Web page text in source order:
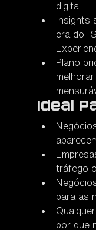
digital
Insights
era do
Plano
Ideal
tráfego
para as
por que